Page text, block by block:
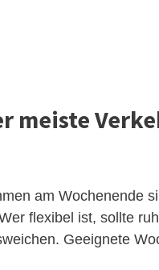
meiste
am Wochenende
flexibel ist, sollte
Geeignete